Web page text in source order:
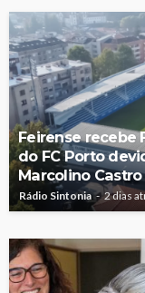
Feirense recebe
do FC Porto
Marcolino Castro
Rádio Sintonia 2 dias